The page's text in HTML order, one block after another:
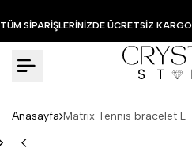
TÜM SİPARİŞLERİNİZDE ÜCRETSİZ KARGO
Anasayfa Matrix Tennis bracelet L